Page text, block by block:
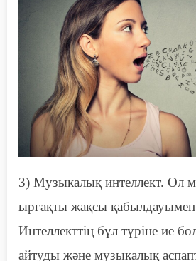
3) Музыкалық интеллект. Ол
ырғақты жақсы қабылдауымен
Интеллекттің бұл түріне ие
айтуды және музыкалық